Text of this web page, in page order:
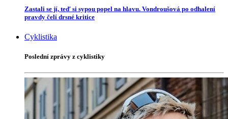
Zastali se jí, teď si sypou popel na hlavu. Vondroušová po odhalení
pravdy čelí drsné kritice
Cyklistika
Poslední zprávy z cyklistiky